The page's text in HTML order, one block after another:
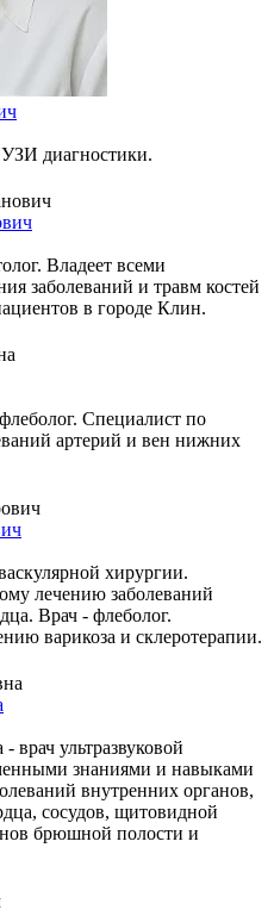
УЗИ диагностики.
Владеет всеми
заболеваний и травм костей
в городе Клин.
Специалист по
артерий и вен нижних
хирургии.
лечению заболеваний
Врач - флеболог.
варикоза и склеротерапии.
врач ультразвуковой
знаниями и навыками
внутренних органов,
сосудов, щитовидной
брюшной полости и